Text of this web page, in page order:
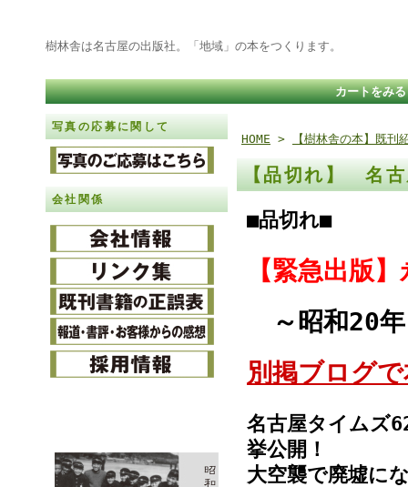
樹林舎は名古屋の出版社。「地域」の本をつくります。
カートをみる
写真の応募に関して
会社関係
HOME > 【樹林舎の本】既刊
【品切れ】 名古
■品切れ■
【緊急出版
～昭和20年
別掲ブログ
名古屋タイムズ
挙公開！
大空襲で廃墟に